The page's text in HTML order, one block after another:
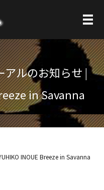
ルのお知らせ |
in Savanna
INOUE Breeze in Savanna